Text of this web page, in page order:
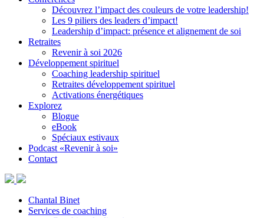
Découvrez l’impact des couleurs de votre leadership!
Les 9 piliers des leaders d’impact!
Leadership d’impact: présence et alignement de soi
Retraites
Revenir à soi 2026
Développement spirituel
Coaching leadership spirituel
Retraites développement spirituel
Activations énergétiques
Explorez
Blogue
eBook
Spéciaux estivaux
Podcast «Revenir à soi»
Contact
Chantal Binet
Services de coaching